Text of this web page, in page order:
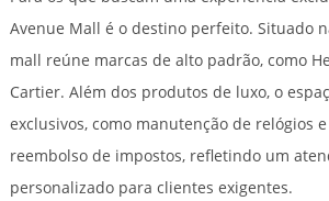
Avenue Mall é o destino perfeito. Situado
mall reúne marcas de alto padrão, como
Cartier. Além dos produtos de luxo, o
exclusivos, como manutenção de relógios
reembolso de impostos, refletindo um
personalizado para clientes exigentes.